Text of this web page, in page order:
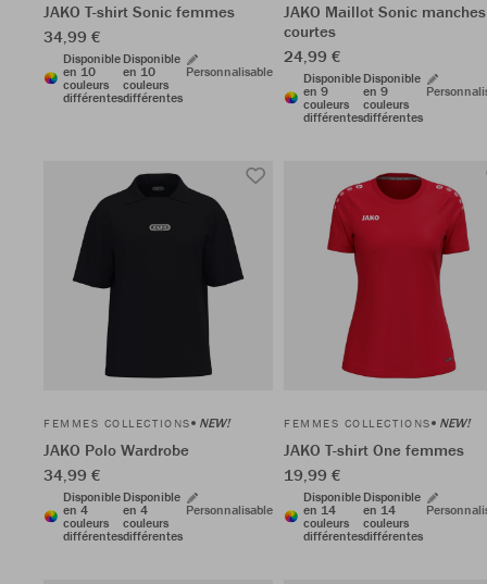
JAKO T-shirt Sonic femmes
34,99 €
Disponible
en 10
couleurs
différentes
Disponible
en 10
couleurs
différentes
Personnalisable
JAKO Maillot Sonic manches
courtes
24,99 €
Disponible
en 9
couleurs
différentes
Disponible
en 9
couleurs
différentes
FEMMES COLLECTIONS NEW!
JAKO Polo Wardrobe
34,99 €
Disponible
en 4
couleurs
différentes
Disponible
en 4
couleurs
différentes
Personnalisable
FEMMES COLLECTIONS NEW!
JAKO T-shirt One femmes
19,99 €
Disponible
en 14
couleurs
différentes
Disponible
en 14
couleurs
différentes